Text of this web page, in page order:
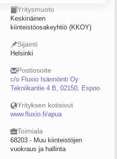
Yritysmuoto
Keskinäinen
kiinteistöosakeyhtiö (KKOY)
Sijainti
Helsinki
Postiosoite
c/o Fluxio Isännöinti Oy
Tekniikantie 4 B, 02150, Espoo
Yrityksen kotisivut
www.fluxio.fi/apua
Toimiala
68203 - Muu kiinteistöjen
vuokraus ja hallinta